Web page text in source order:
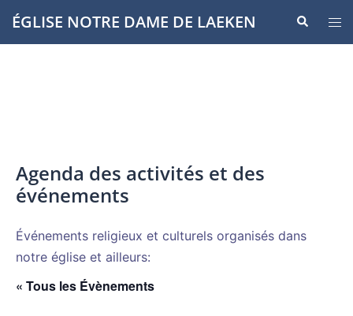
Aller
auÉGLISE NOTRE DAME DE LAEKEN
le
Agenda des activités et des
événements
Événements religieux et culturels organisés dans
notre église et ailleurs:
« Tous les Évènements